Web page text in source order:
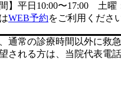
間】平日10:00〜17:00 土曜
WEB予約をご利用くださ
通常の診療時間以外に救
される方は、当院代表電